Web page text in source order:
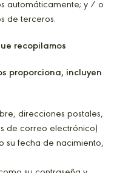
automáticamente; y / o
de terceros.
recopilamos
proporciona, incluyen
direcciones postales,
de correo electrónico)
su fecha de nacimiento,